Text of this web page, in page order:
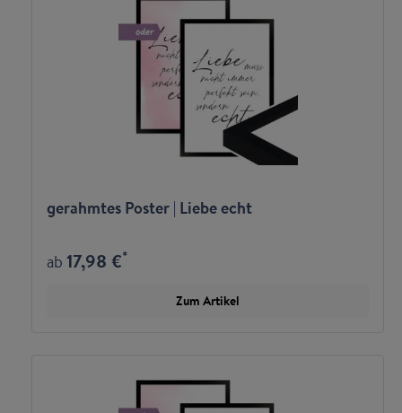
gerahmtes Poster | Liebe echt
ab17,98 €*
Zum Artikel